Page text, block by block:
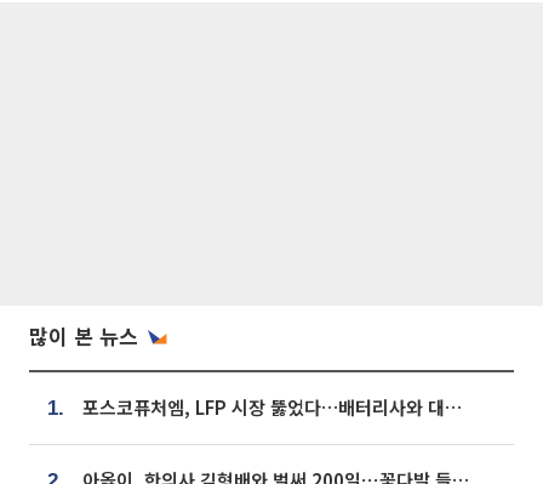
많이 본 뉴스
1. 포스코퓨처엠, LFP 시장 뚫었다…배터리사와 대규모 장기 공급 합의